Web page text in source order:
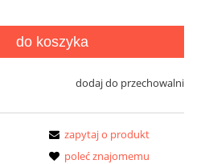
do koszyka
dodaj do przechowalni
zapytaj o produkt
poleć znajomemu